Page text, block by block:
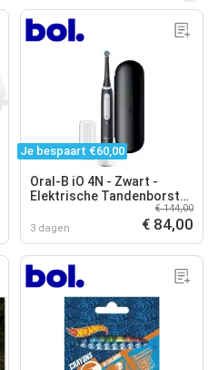
Je bespaart €60,00
Oral-B iO 4N - Zwart -
Elektrische Tandenborstel
- Ontworpen Door Braun
3 dagen
€ 144,00
€ 84,00